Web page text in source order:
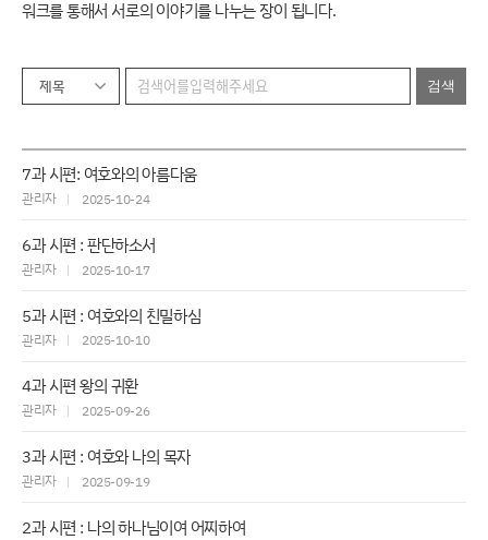
워크를 통해서 서로의 이야기를 나누는 장이 됩니다.
제목
역
장
육
게
판
7과 시편: 여호와의 아름다움
관리자 2025-10-24
6과 시편 : 판단하소서
관리자 2025-10-17
5과 시편 : 여호와의 친밀하심
관리자 2025-10-10
4과 시편 왕의 귀환
관리자 2025-09-26
3과 시편 : 여호와 나의 목자
관리자 2025-09-19
2과 시편 : 나의 하나님이여 어찌하여